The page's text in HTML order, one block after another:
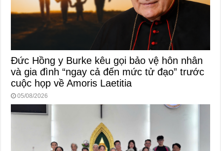
Đức Hồng y Burke kêu gọi bảo vệ hôn nhân
và gia đình “ngay cả đến mức tử đạo” trước
cuộc họp về Amoris Laetitia
05/08/2026